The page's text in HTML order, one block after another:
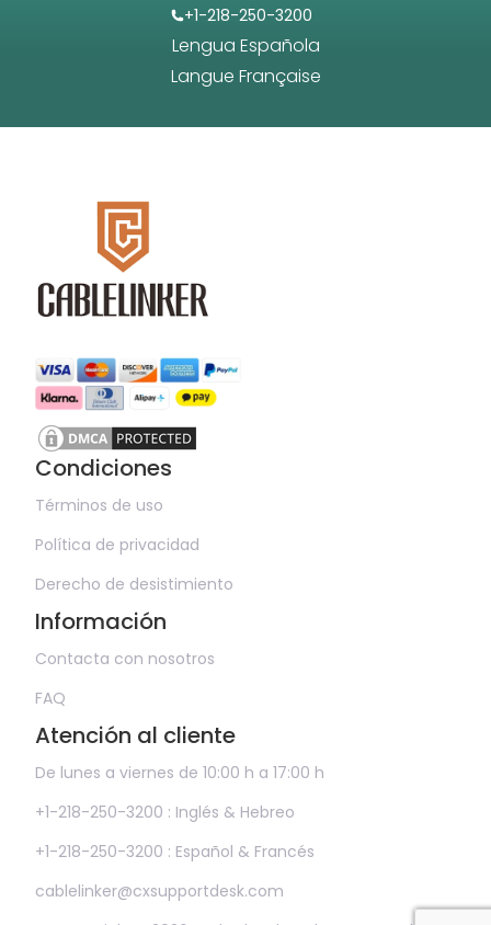
+1-218-250-3200
Lengua Española
Langue Française
Condiciones
Términos de uso
Política de privacidad
Derecho de desistimiento
Información
Contacta con nosotros
FAQ
Atención al cliente
De lunes a viernes de 10:00 h a 17:00 h
+1-218-250-3200 : Inglés & Hebreo
+1-218-250-3200 : Español & Francés
cablelinker@cxsupportdesk.com